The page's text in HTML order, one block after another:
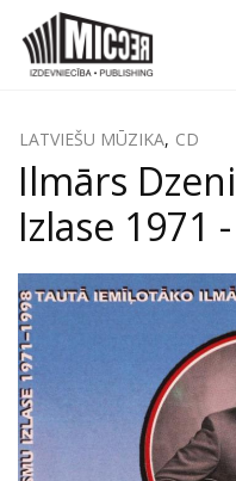
LATVIEŠU MŪZIKA, CD
Ilmārs
Izlase 1971